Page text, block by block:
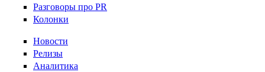
Разговоры про PR
Колонки
Новости
Релизы
Аналитика